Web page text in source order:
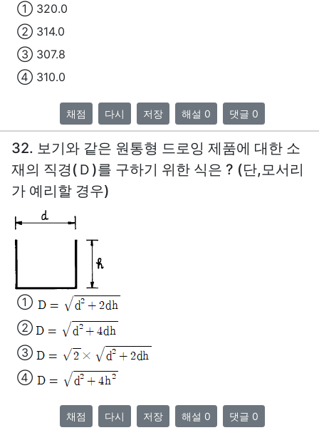
① 320.0
② 314.0
③ 307.8
④ 310.0
채점 다시 저장 해설 0 댓글 0
32. 보기와 같은 원통형 드로잉 제품에 대한 소
재의 직경(Ｄ)를 구하기 위한 식은 ? (단,모서리
가 예리할 경우)
①
②
③
④
채점 다시 저장 해설 0 댓글 0